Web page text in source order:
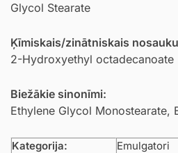
Glycol Stearate
Ķīmiskais/zinātniskais
2-Hydroxyethyl octadecanoate
Biežākie sinonīmi:
Ethylene Glycol Monostearate,
Kategorija:
Emulgatori